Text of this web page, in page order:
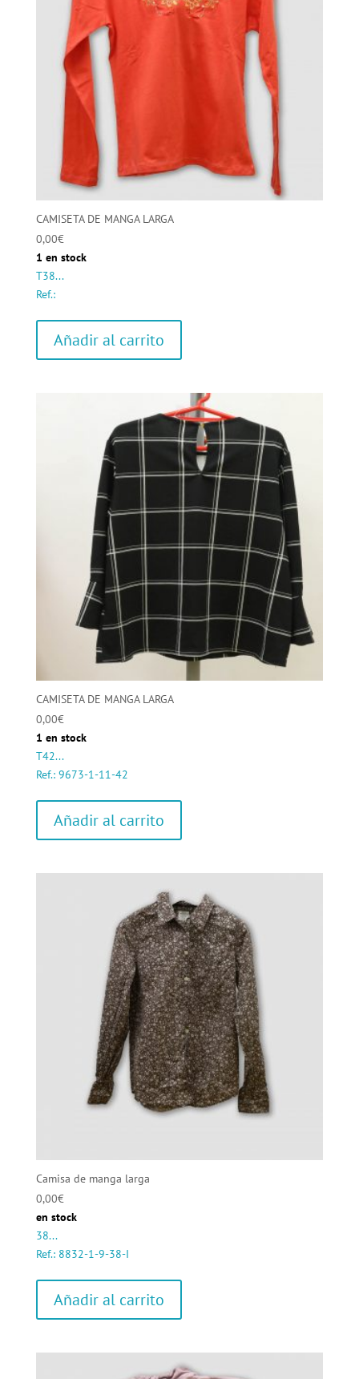
CAMISETA DE MANGA LARGA
0,00€
1 en stock
T38...
Ref.:
Añadir al carrito
CAMISETA DE MANGA LARGA
0,00€
1 en stock
T42...
Ref.: 9673-1-11-42
Añadir al carrito
Camisa de manga larga
0,00€
en stock
38...
Ref.: 8832-1-9-38-I
Añadir al carrito